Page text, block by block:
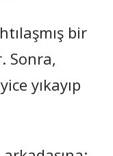
bir
Sonra,
yıkayıp